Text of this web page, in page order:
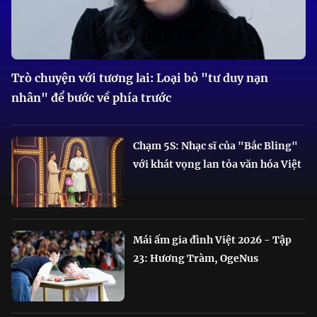
Trò chuyện với tương lai: Loại bỏ "tư duy nạn
nhân" để bước về phía trước
Chạm 5S: Nhạc sĩ của "Bắc Bling"
với khát vọng lan tỏa văn hóa Việt
Mái ấm gia đình Việt 2026 - Tập
23: Hương Tràm, OgeNus